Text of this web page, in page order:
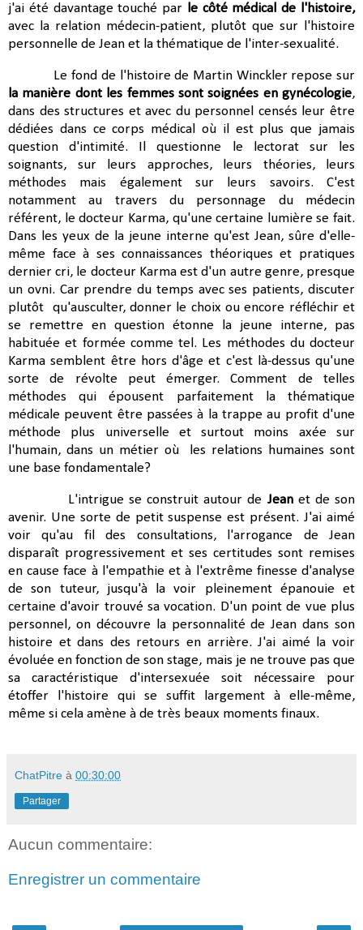
j'ai été davantage touché par le côté médical de l'histoire,
avec la relation médecin-patient, plutôt que sur l'histoire
personnelle de Jean et la thématique de l'inter-sexualité.
Le fond de l'histoire de Martin Winckler repose sur
la manière dont les femmes sont soignées en gynécologie,
dans des structures et avec du personnel censés leur être
dédiées dans ce corps médical où il est plus que jamais
question d'intimité. Il questionne le lectorat sur les
soignants, sur leurs approches, leurs théories, leurs
méthodes mais également sur leurs savoirs. C'est
notamment au travers du personnage du médecin
référent, le docteur Karma, qu'une certaine lumière se fait.
Dans les yeux de la jeune interne qu'est Jean, sûre d'elle-
même face à ses connaissances théoriques et pratiques
dernier cri, le docteur Karma est d'un autre genre, presque
un ovni. Car prendre du temps avec ses patients, discuter
plutôt qu'ausculter, donner le choix ou encore réfléchir et
se remettre en question étonne la jeune interne, pas
habituée et formée comme tel. Les méthodes du docteur
Karma semblent être hors d'âge et c'est là-dessus qu'une
sorte de révolte peut émerger. Comment de telles
méthodes qui épousent parfaitement la thématique
médicale peuvent être passées à la trappe au profit d'une
méthode plus universelle et surtout moins axée sur
l'humain, dans un métier où les relations humaines sont
une base fondamentale?
L'intrigue se construit autour de Jeanet de son
avenir. Une sorte de petit suspense est présent. J'ai aimé
voir qu'au fil des consultations, l'arrogance de Jean
disparaît progressivement et ses certitudes sont remises
en cause face à l'empathie et à l'extrême finesse d'analyse
de son tuteur, jusqu'à la voir pleinement épanouie et
certaine d'avoir trouvé sa vocation. D'un point de vue plus
personnel, on découvre la personnalité de Jean dans son
histoire et dans des retours en arrière. J'ai aimé la voir
évoluée en fonction de son stage, mais je ne trouve pas que
sa caractéristique d'intersexuée soit nécessaire pour
étoffer l'histoire qui se suffit largement à elle-même,
même si cela amène à de très beaux moments finaux.
ChatPitre à 00:30:00
Partager
Aucun commentaire:
Enregistrer un commentaire